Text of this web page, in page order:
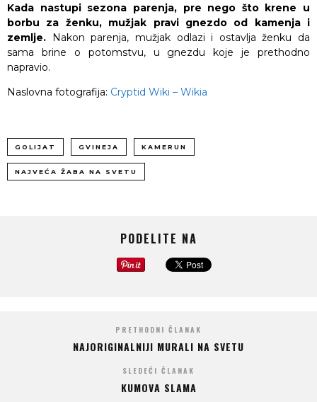
Kada nastupi sezona parenja, pre nego što krene u
borbu za ženku, mužjak pravi gnezdo od kamenja i
zemlje. Nakon parenja, mužjak odlazi i ostavlja ženku da
sama brine o potomstvu, u gnezdu koje je prethodno
napravio.
Naslovna fotografija: Cryptid Wiki – Wikia
GOLIJAT GVINEJA KAMERUN
NAJVEĆA ŽABA NA SVETU
PODELITE NA
PRETHODNI ČLANAK
NAJORIGINALNIJI MURALI NA SVETU
SLEDEĆI ČLANAK
KUMOVA SLAMA